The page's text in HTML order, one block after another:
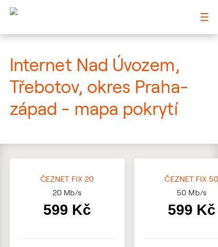
Internet Nad Úvozem,
Třebotov, okres Praha-
západ - mapa pokrytí
ČEZNET FIX 20
20 Mb/s
599 Kč
ČEZNET FIX
50 Mb/s
599 Kč
: Mapa pokrytí ulice